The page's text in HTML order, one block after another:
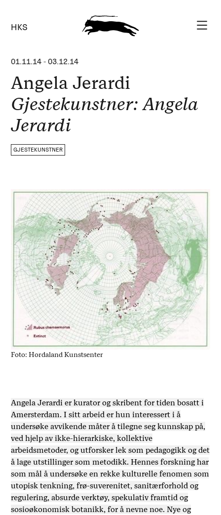
HKS
01.11.14 -03.12.14
Angela Jerardi
Gjestekunstner: Angela
Jerardi
GJESTEKUNSTNER
Foto: Hordaland Kunstsenter
Angela Jerardi er kurator og skribent for tiden bosatt i
Amersterdam. I sitt arbeid er hun interessert i å
undersøke avvikende måter å tilegne seg kunnskap på,
ved hjelp av ikke-hierarkiske, kollektive
arbeidsmetoder, og utforsker lek som pedagogikk og det
å lage utstillinger som metodikk. Hennes forskning har
som mål å undersøke en rekke kulturelle fenomen som
utopisk tenkning, frø-suverenitet, sanitærforhold og
regulering, absurde verktøy, spekulativ framtid og
sosioøkonomisk botanikk, for å nevne noe. Nye og